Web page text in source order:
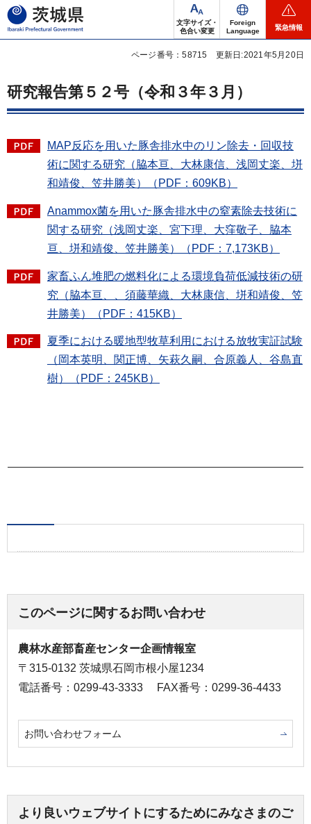
茨城県
文字サイズ・
色合い変更
Foreign
Language
緊急情報
ページ番号：58715 更新日:2021年5月20日
研究報告第５２号（令和３年３月）
MAP反応を用いた豚舎排水中のリン除去・回収技
術に関する研究（脇本亘、大林康信、浅岡丈楽、垪
和靖俊、笠井勝美）（PDF：609KB）
Anammox菌を用いた豚舎排水中の窒素除去技術に
関する研究（浅岡丈楽、宮下理、大窪敬子、脇本
亘、垪和靖俊、笠井勝美）（PDF：7,173KB）
家畜ふん堆肥の燃料化による環境負荷低減技術の研
究（脇本亘、、須藤華織、大林康信、垪和靖俊、笠
井勝美）（PDF：415KB）
夏季における暖地型牧草利用における放牧実証試験
（岡本英明、関正博、矢萩久嗣、合原義人、谷島直
樹）（PDF：245KB）
このページに関するお問い合わせ
農林水産部畜産センター企画情報室
〒315-0132 茨城県石岡市根小屋1234
電話番号：0299-43-3333
FAX番号：0299-36-4433
お問い合わせフォーム
より良いウェブサイトにするためにみなさまのご